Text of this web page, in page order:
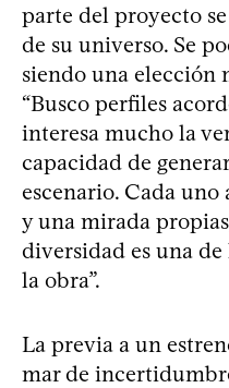
parte del proyecto
de su universo. Se
siendo una elección
“Busco perfiles
interesa mucho la
capacidad de
escenario. Cada
y una mirada
diversidad es una de
la obra”.
La previa a un
mar de